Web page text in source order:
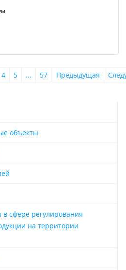
объекты
сфере регулирования
на территории
4 5 ... 57 Предыдущая